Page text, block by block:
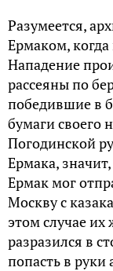
Разумеется,
Ермаком, когда
Нападение
рассеяны по
победившие в
бумаги своего
Погодинской
Ермака,
Ермак мог
Москву с
этом случае
разразился в
попасть в руки